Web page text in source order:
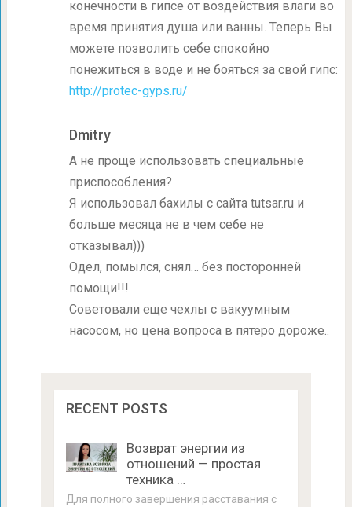
конечности в гипсе от воздействия влаги во
время принятия душа или ванны. Теперь Вы
можете позволить себе спокойно
понежиться в воде и не бояться за свой гипс:
http://protec-gyps.ru/
Dmitry
А не проще использовать специальные
приспособления?
Я использовал бахилы с сайта tutsar.ru и
больше месяца не в чем себе не
отказывал)))
Одел, помылся, снял… без посторонней
помощи!!!
Советовали еще чехлы с вакуумным
насосом, но цена вопроса в пятеро дороже..
RECENT POSTS
Возврат энергии из
отношений — простая
техника …
Для полного завершения расставания с